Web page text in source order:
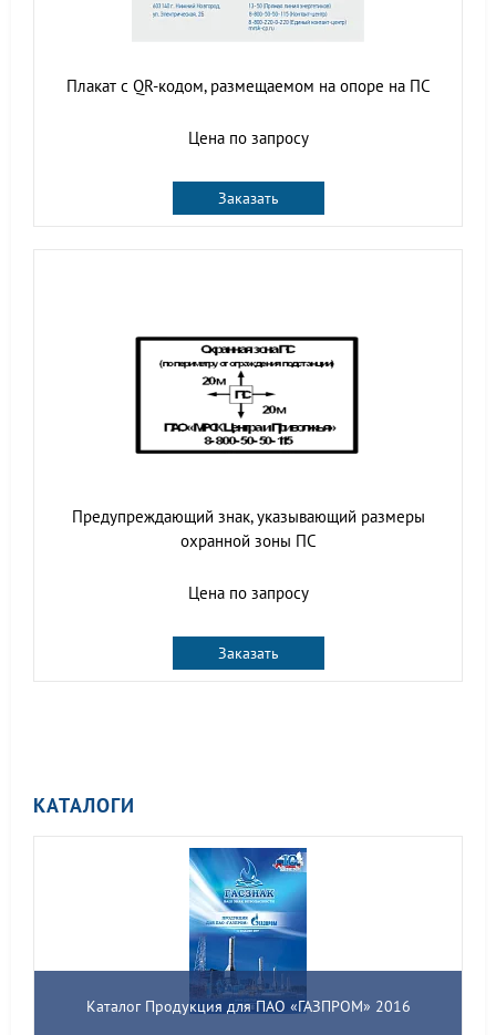
Плакат с QR-кодом, размещаемом на опоре на ПС
Цена по запросу
Заказать
Предупреждающий знак, указывающий размеры
охранной зоны ПС
Цена по запросу
Заказать
КАТАЛОГИ
Каталог Продукция для ПАО «ГАЗПРОМ» 2016